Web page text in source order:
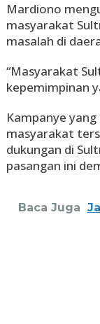
Mardiono
masyarakat
masalah di
“Masyarakat
kepemimpinan
Kampanye
masyarakat
dukungan di
pasangan ini
Baca Juga